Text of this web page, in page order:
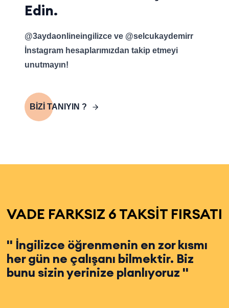
Edin.
@3aydaonlineingilizce ve @selcukaydemirr
İnstagram hesaplarımızdan takip etmeyi
unutmayın!
BİZİ TANIYIN ?
VADE FARKSIZ 6 TAKSİT FIRSATI
'' İngilizce öğrenmenin en zor kısmı
her gün ne çalışanı bilmektir. Biz
bunu sizin yerinize planlıyoruz ''